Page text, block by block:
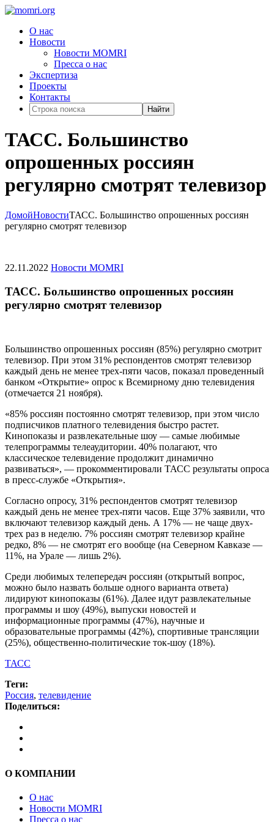
О нас
Новости
Новости MOMRI
Пресса о нас
Экспертиза
Проекты
Контакты
Найти
ТАСС. Большинство
опрошенных россиян
регулярно смотрят телевизор
ДомойНовостиТАСС. Большинство опрошенных россиян
регулярно смотрят телевизор
22.11.2022 Новости MOMRI
ТАСС. Большинство опрошенных россиян
регулярно смотрят телевизор
Большинство опрошенных россиян (85%) регулярно смотрит
телевизор. При этом 31% респондентов смотрят телевизор
каждый день не менее трех-пяти часов, показал проведенный
банком «Открытие» опрос к Всемирному дню телевидения
(отмечается 21 ноября).
«85% россиян постоянно смотрят телевизор, при этом число
подписчиков платного телевидения быстро растет.
Кинопоказы и развлекательные шоу — самые любимые
телепрограммы телеаудитории. 40% полагают, что
классическое телевидение продолжит динамично
развиваться», — прокомментировали ТАСС результаты опроса
в пресс-службе «Открытия».
Согласно опросу, 31% респондентов смотрят телевизор
каждый день не менее трех-пяти часов. Еще 37% заявили, что
включают телевизор каждый день. А 17% — не чаще двух-
трех раз в неделю. 7% россиян смотрят телевизор крайне
редко, 8% — не смотрят его вообще (на Северном Кавказе —
11%, на Урале — лишь 2%).
Среди любимых телепередач россиян (открытый вопрос,
можно было назвать больше одного варианта ответа)
лидируют кинопоказы (61%). Далее идут развлекательные
программы и шоу (49%), выпуски новостей и
информационные программы (47%), научные и
образовательные программы (42%), спортивные трансляции
(25%), общественно-политические ток-шоу (18%).
ТАСС
Теги:
Россия, телевидение
Поделиться:
О КОМПАНИИ
О нас
Новости MOMRI
Пресса о нас